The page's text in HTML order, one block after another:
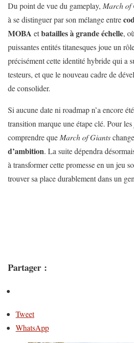
Du point de vue du gameplay, March of
à se distinguer par son mélange entre
MOBA etbatailles à grande échelle,
puissantes entités titanesques joue un
précisément cette identité hybride qui a
testeurs, et que le nouveau cadre de
de consolider.
Si aucune date ni roadmap n’a encore
transition marque une étape clé. Pour
comprendre que March of Giants
d’ambition. La suite dépendra
à transformer cette promesse en un jeu
trouver sa place durablement dans un
Partager :
Tweet
WhatsApp